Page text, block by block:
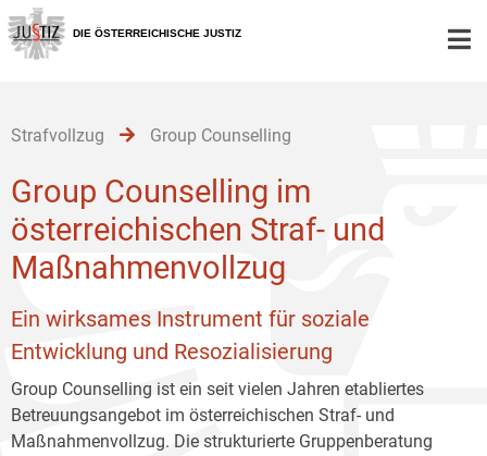
Zur
Hauptnavigation
[1]
Zum
Inhalt
[2]
Zum
Untermenü
[3]
DIE ÖSTERREICHISCHE JUSTIZ
Strafvollzug Group Counselling
Group Counselling im
österreichischen Straf- und
Maßnahmenvollzug
Ein wirksames Instrument für soziale
Entwicklung und Resozialisierung
Group Counselling ist ein seit vielen Jahren etabliertes
Betreuungsangebot im österreichischen Straf- und
Maßnahmenvollzug. Die strukturierte Gruppenberatung